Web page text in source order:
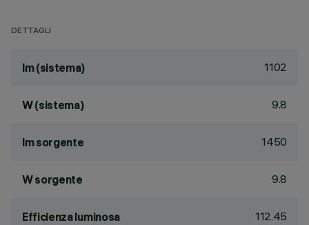
DETTAGLI
lm (sistema) 1102
W (sistema) 9.8
lm sorgente 1450
W sorgente 9.8
Efficienza luminosa 112.45